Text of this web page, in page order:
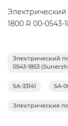
1800 R 00-0543-
Электрический
0543-1853
SA-33141 SA-
Электрические